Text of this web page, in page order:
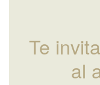
Te
al